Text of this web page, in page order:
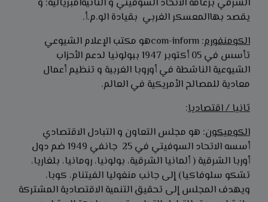
الشرقي بزعامة الاتحاد السوفيتي و الثانيةامبريالية: و
يقصد بهاالمعسكر الغربي بقيادة الو.م.أ.
الكومنفورم
: com-informهو مكتب الإعلام الشيوعي
تأسس في 05 أكتوبر 1947 ببولونيا لدعم الأحزاب
الشيوعية الناشطة في أوروبا الغربية و تنظيم أعمال
معادية للمصالح الأمريكية في العالم.
ثانيا / اقتصاديا:
الكوميكون: هو مجلس التعاون و التبادل الاقتصادي
أسسه الاتحاد السوفيتي في 25 جانفي 1949 ضم دول
أوربا الشرقية ( ألمانيا الشرقية، بولونيا، رومانيا، بلغاريا،
تشكو سلوفاكيا) إلى جانب منغوليا الفيتنام، كوبا،
ويهدف المجلس إلى تحقيق التنمية الاقتصادية المشتركة